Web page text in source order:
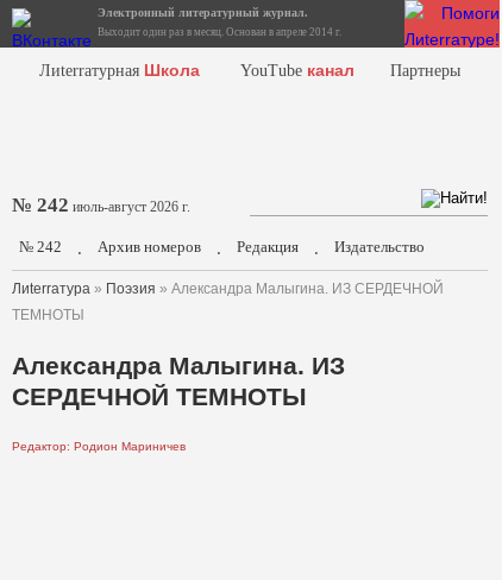
Электронный литературный журнал.
Выходит один раз в месяц. Основан в апреле 2014 г.
Лиterraтурная Школа YouTube канал Партнеры
№ 242 июль-август 2026 г.
№ 242 . Архив номеров . Редакция . Издательство
Лиterraтура » Поэзия » Александра Малыгина. ИЗ СЕРДЕЧНОЙ
ТЕМНОТЫ
Александра Малыгина. ИЗ
СЕРДЕЧНОЙ ТЕМНОТЫ
Редактор: Родион Мариничев